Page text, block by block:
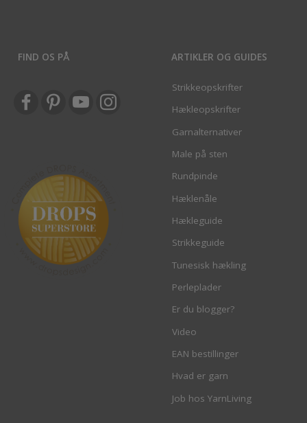
FIND OS PÅ ARTIKLER OG GUIDES
Strikkeopskrifter
Hækleopskrifter
Garnalternativer
Male på sten
Rundpinde
Hæklenåle
Hækleguide
Strikkeguide
Tunesisk hækling
Perleplader
Er du blogger?
Video
EAN bestillinger
Hvad er garn
Job hos YarnLiving